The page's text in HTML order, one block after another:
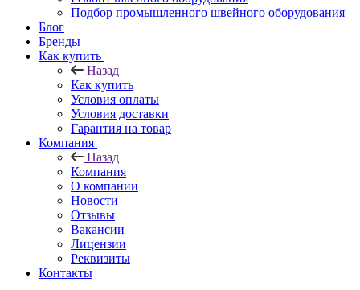
Подбор промышленного швейного оборудования
Блог
Бренды
Как купить
Назад
Как купить
Условия оплаты
Условия доставки
Гарантия на товар
Компания
Назад
Компания
О компании
Новости
Отзывы
Вакансии
Лицензии
Реквизиты
Контакты